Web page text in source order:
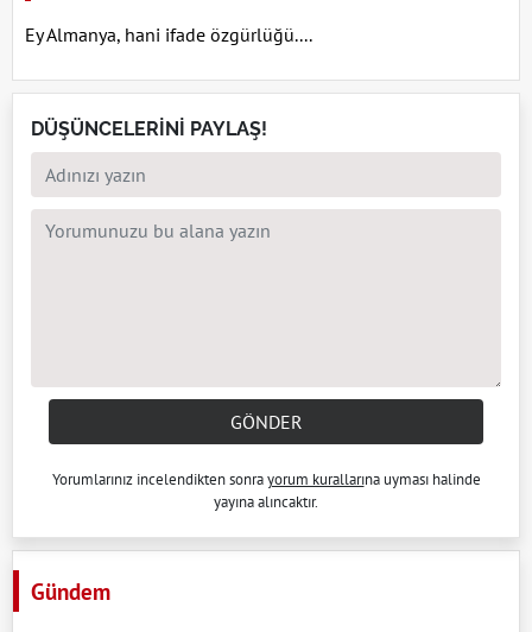
Ey Almanya, hani ifade özgürlüğü....
DÜŞÜNCELERİNİ PAYLAŞ!
GÖNDER
Yorumlarınız incelendikten sonrayorum kurallarına uyması halinde
yayına alıncaktır.
Gündem